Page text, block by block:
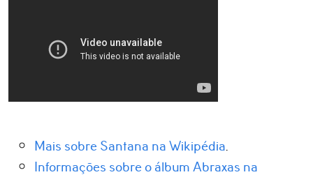
Mais sobre Santana na Wikipédia
Informações sobre o álbum Abraxas na